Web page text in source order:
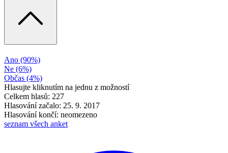
Ano (90%)
Ne (6%)
Občas (4%)
Hlasujte kliknutím na jednu z možností
Celkem hlasů: 227
Hlasování začalo: 25. 9. 2017
Hlasování končí: neomezeno
seznam všech anket